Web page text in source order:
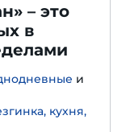
– это
в
и
кухня,